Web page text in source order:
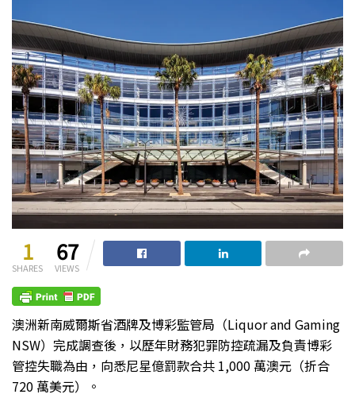
1
SHARES
67
VIEWS
澳洲新南威爾斯省酒牌及博彩監管局（Liquor and Gaming
NSW）完成調查後，以歷年財務犯罪防控疏漏及負責博彩
管控失職為由，向悉尼星億罰款合共 1,000 萬澳元（折合
720 萬美元）。